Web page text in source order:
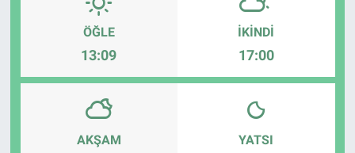
ÖĞLE
13:09
İKINDI
17:00
AKŞAM YATSI
TEKNOLOJİ